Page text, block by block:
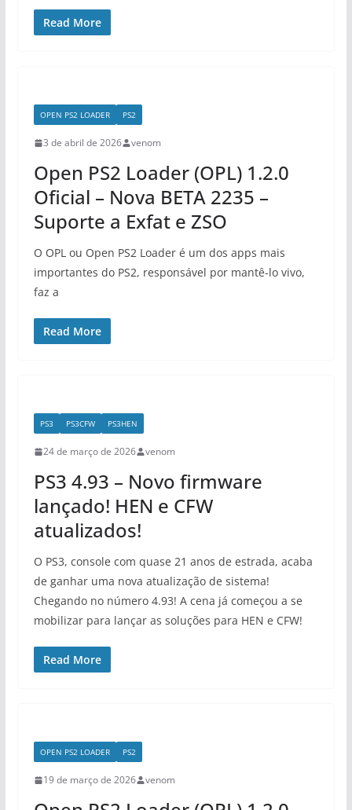
Read More
OPEN PS2 LOADER PS2
3 de abril de 2026 venom
Open PS2 Loader (OPL) 1.2.0
Oficial – Nova BETA 2235 –
Suporte a Exfat e ZSO
O OPL ou Open PS2 Loader é um dos apps mais
importantes do PS2, responsável por mantê-lo vivo,
faz a
Read More
PS3 PS3CFW PS3HEN
24 de março de 2026 venom
PS3 4.93 – Novo firmware
lançado! HEN e CFW
atualizados!
O PS3, console com quase 21 anos de estrada, acaba
de ganhar uma nova atualização de sistema!
Chegando no número 4.93! A cena já começou a se
mobilizar para lançar as soluções para HEN e CFW!
Read More
OPEN PS2 LOADER PS2
19 de março de 2026 venom